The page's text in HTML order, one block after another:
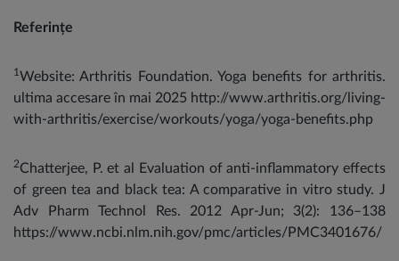
Referințe
1 Website: Arthritis Foundation. Yoga benefits for arthritis.
ultima accesare în mai 2025 http://www.arthritis.org/living-
with-arthritis/exercise/workouts/yoga/yoga-benefits.php
2Chatterjee, P. et al Evaluation of anti-inflammatory effects
of green tea and black tea: A comparative in vitro study. J
Adv Pharm Technol Res. 2012 Apr-Jun; 3(2): 136–138
https://www.ncbi.nlm.nih.gov/pmc/articles/PMC3401676/